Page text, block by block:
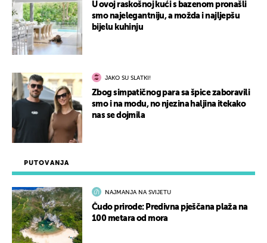
PUTOVANJA
NAJMANJA NA SVIJETU
Čudo prirode: Predivna pješčana plaža na
100 metara od mora
U ovoj raskošnoj kući s bazenom pronašli
smo najelegantniju, a možda i najljepšu
bijelu kuhinju
JAKO SU SLATKI!
Zbog simpatičnog para sa špice zaboravili
smo i na modu, no njezina haljina itekako
nas se dojmila